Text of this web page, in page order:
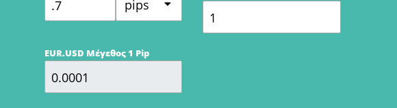
pips
EUR.USD Μέγεθος 1 Pip